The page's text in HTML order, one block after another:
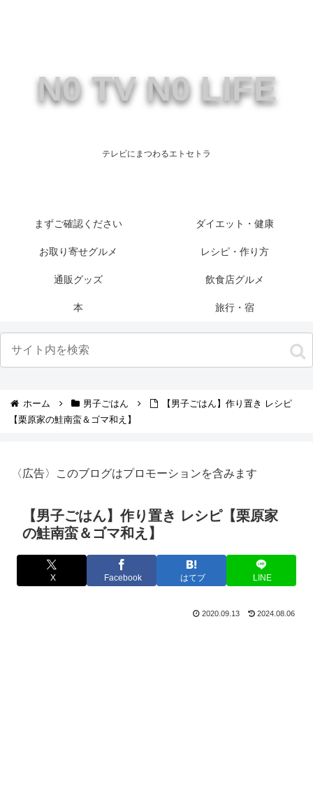
N0 TV N0 LIFE
テレビにまつわるエトセトラ
まずご確認ください ダイエット・健康
お取り寄せグルメ レシピ・作り方
通販グッズ 飲食店グルメ
本 旅行・宿
ホーム 男子ごはん
【男子ごはん】作り置き レシピ
【栗原家の鮭南蛮＆ゴマ和え】
〈広告〉このブログはプロモーションを含みます
【男子ごはん】作り置き レシピ【栗原家
の鮭南蛮＆ゴマ和え】
X Facebook はてブ LINE
2020.09.13 2024.08.06